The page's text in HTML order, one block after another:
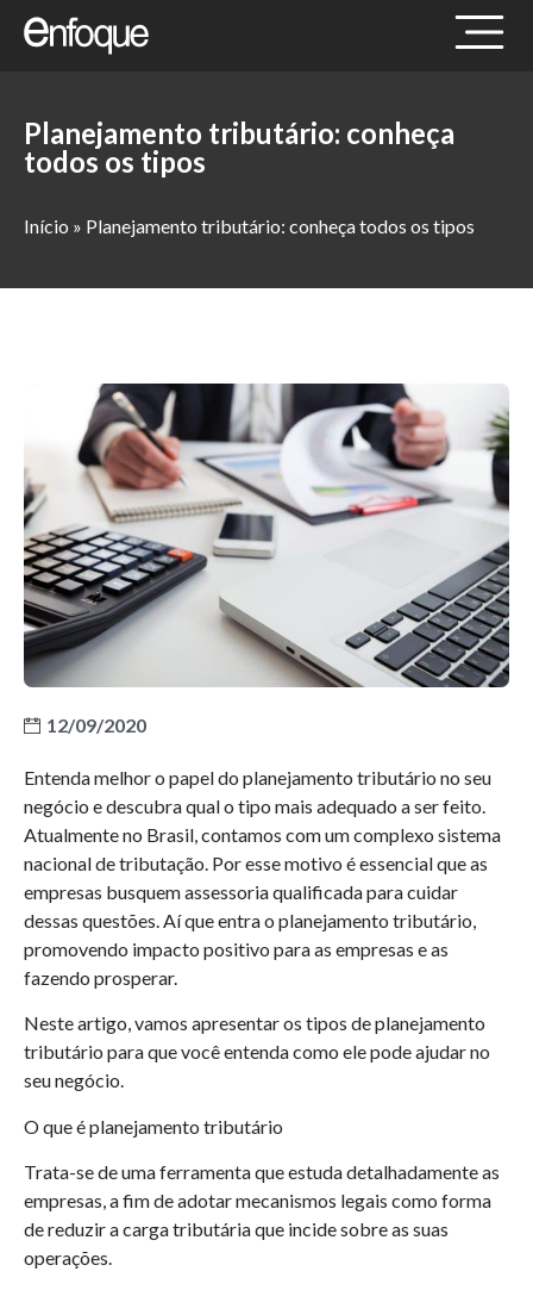
Planejamento tributário: conheça
todos os tipos
Início » Planejamento tributário: conheça todos os tipos
12/09/2020
Entenda melhor o papel do planejamento tributário no seu
negócio e descubra qual o tipo mais adequado a ser feito.
Atualmente no Brasil, contamos com um complexo sistema
nacional de tributação. Por esse motivo é essencial que as
empresas busquem assessoria qualificada para cuidar
dessas questões. Aí que entra o planejamento tributário,
promovendo impacto positivo para as empresas e as
fazendo prosperar.
Neste artigo, vamos apresentar os tipos de planejamento
tributário para que você entenda como ele pode ajudar no
seu negócio.
O que é planejamento tributário
Trata-se de uma ferramenta que estuda detalhadamente as
empresas, a fim de adotar mecanismos legais como forma
de reduzir a carga tributária que incide sobre as suas
operações.